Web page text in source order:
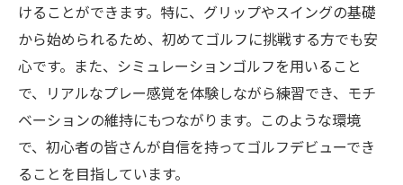
天候に左右されない練習環境
シミュレーションで世界のコースに挑戦
厚木市鳶尾のインドアゴルフスクールcaddyは24
時間いつでも練習可能
忙しいライフスタイルに合わせた24時間対
応
けることができます。特に、グリップやスイングの基礎
から始められるため、初めてゴルフに挑戦する方でも安
心です。また、シミュレーションゴルフを用いること
で、リアルなプレー感覚を体験しながら練習でき、モチ
ベーションの維持にもつながります。このような環境
で、初心者の皆さんが自信を持ってゴルフデビューでき
ることを目指しています。